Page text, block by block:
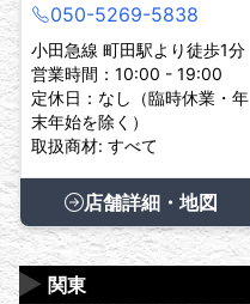
050-5269-5838
小田急線 町田駅より徒歩1分
営業時間：10:00 - 19:00
定休日：なし（臨時休業・年
末年始を除く）
取扱商材: すべて
店舗詳細・地図
関東
▶